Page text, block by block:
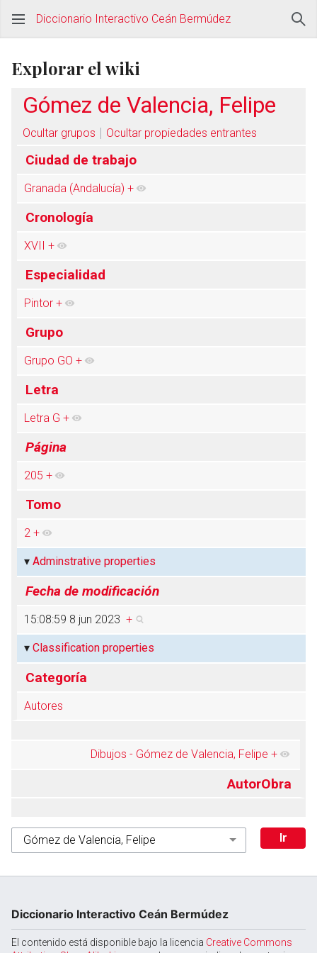
Diccionario Interactivo Ceán Bermúdez
Explorar el wiki
Gómez de Valencia, Felipe
Ocultar grupos Ocultar propiedades entrantes
Ciudad de trabajo
Granada (Andalucía) +
Cronología
XVII +
Especialidad
Pintor +
Grupo
Grupo GO +
Letra
Letra G +
Página
205 +
Tomo
2 +
Adminstrative properties
Fecha de modificación
15:08:59 8 jun 2023 +
Classification properties
Categoría
Autores
Dibujos - Gómez de Valencia, Felipe +
AutorObra
Diccionario Interactivo Ceán Bermúdez
El contenido está disponible bajo la licencia Creative Commons